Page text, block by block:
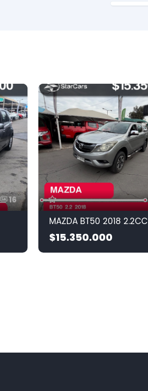
16
MAZDA BT50 2018 2.2CC
$15.350.000